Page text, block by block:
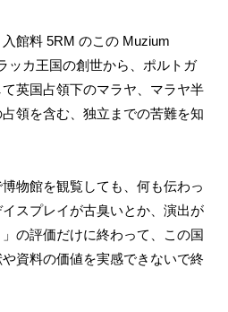
館料 5RM のこの Muzium
ッカ王国の創世から、ポルトガ
英国占領下のマラヤ、マラヤ半
領を含む、独立までの苦難を知
物館を観覧しても、何も伝わっ
スプレイが古臭いとか、演出が
の評価だけに終わって、この国
資料の価値を実感できないで終